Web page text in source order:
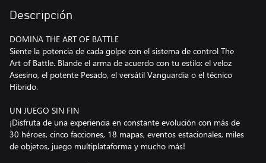
Descripción
DOMINA THE ART OF BATTLE
Siente la potencia de cada golpe con el sistema de control The
Art of Battle. Blande el arma de acuerdo con tu estilo: el veloz
Asesino, el potente Pesado, el versátil Vanguardia o el técnico
Híbrido.
UN JUEGO SIN FIN
¡Disfruta de una experiencia en constante evolución con más de
30 héroes, cinco facciones, 18 mapas, eventos estacionales, miles
de objetos, juego multiplataforma y mucho más!